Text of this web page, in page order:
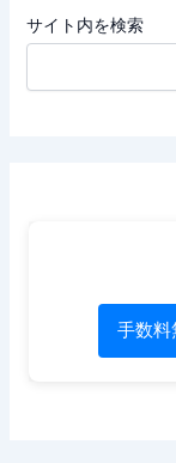
サイト内を検索
手数料